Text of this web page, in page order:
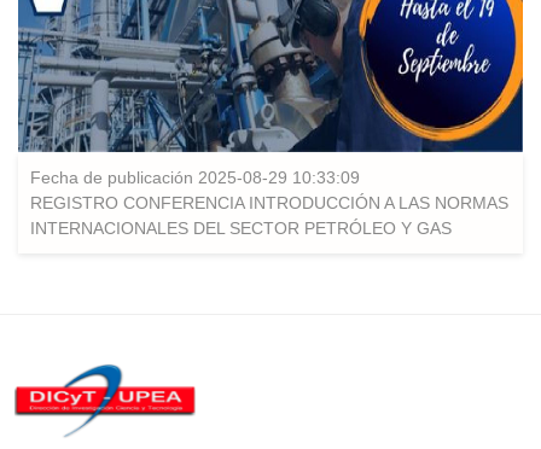
Fecha de publicación 2025-08-29 10:33:09
REGISTRO CONFERENCIA INTRODUCCIÓN A LAS NORMAS
INTERNACIONALES DEL SECTOR PETRÓLEO Y GAS